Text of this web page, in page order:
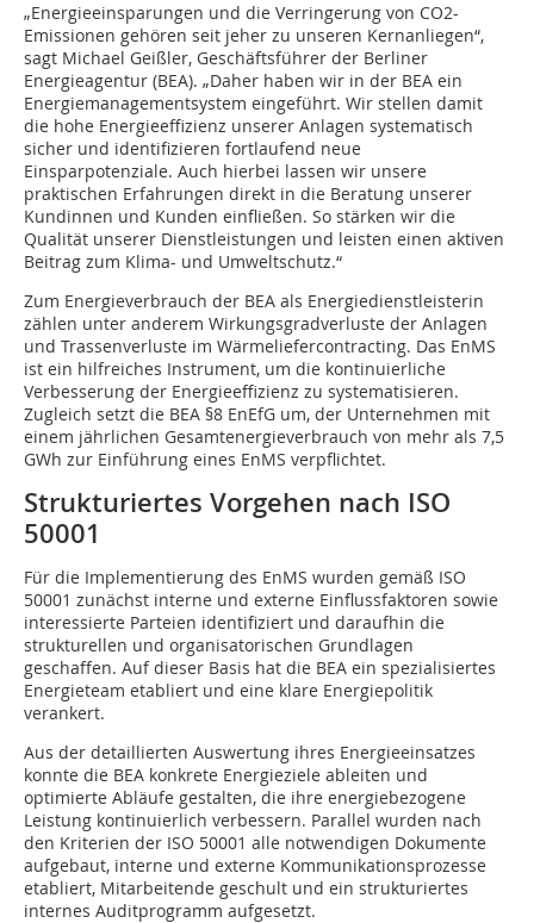
„Energieeinsparungen und die Verringerung von CO2-
Emissionen gehören seit jeher zu unseren Kernanliegen“,
sagt Michael Geißler, Geschäftsführer der Berliner
Energieagentur (BEA). „Daher haben wir in der BEA ein
Energiemanagementsystem eingeführt. Wir stellen damit
die hohe Energieeffizienz unserer Anlagen systematisch
sicher und identifizieren fortlaufend neue
Einsparpotenziale. Auch hierbei lassen wir unsere
praktischen Erfahrungen direkt in die Beratung unserer
Kundinnen und Kunden einfließen. So stärken wir die
Qualität unserer Dienstleistungen und leisten einen aktiven
Beitrag zum Klima- und Umweltschutz.“
Zum Energieverbrauch der BEA als Energiedienstleisterin
zählen unter anderem Wirkungsgradverluste der Anlagen
und Trassenverluste im Wärmeliefercontracting. Das EnMS
ist ein hilfreiches Instrument, um die kontinuierliche
Verbesserung der Energieeffizienz zu systematisieren.
Zugleich setzt die BEA §8 EnEfG um, der Unternehmen mit
einem jährlichen Gesamtenergieverbrauch von mehr als 7,5
GWh zur Einführung eines EnMS verpflichtet.
Strukturiertes Vorgehen nach ISO
50001
Für die Implementierung des EnMS wurden gemäß ISO
50001 zunächst interne und externe Einflussfaktoren sowie
interessierte Parteien identifiziert und daraufhin die
strukturellen und organisatorischen Grundlagen
geschaffen. Auf dieser Basis hat die BEA ein spezialisiertes
Energieteam etabliert und eine klare Energiepolitik
verankert.
Aus der detaillierten Auswertung ihres Energieeinsatzes
konnte die BEA konkrete Energieziele ableiten und
optimierte Abläufe gestalten, die ihre energiebezogene
Leistung kontinuierlich verbessern. Parallel wurden nach
den Kriterien der ISO 50001 alle notwendigen Dokumente
aufgebaut, interne und externe Kommunikationsprozesse
etabliert, Mitarbeitende geschult und ein strukturiertes
internes Auditprogramm aufgesetzt.